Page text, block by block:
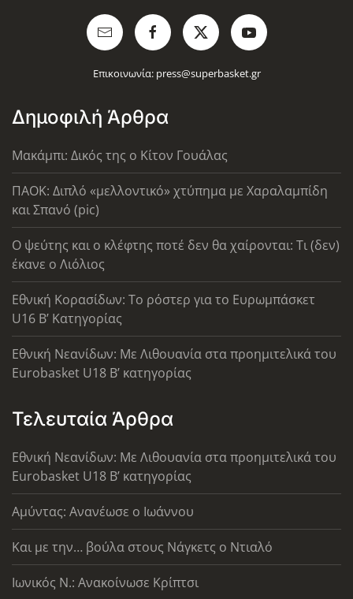
Επικοινωνία: press@superbasket.gr
Δημοφιλή Άρθρα
Μακάμπι: Δικός της ο Κίτον Γουάλας
ΠΑΟΚ: Διπλό «μελλοντικό» χτύπημα με Χαραλαμπίδη
και Σπανό (pic)
Ο ψεύτης και ο κλέφτης ποτέ δεν θα χαίρονται: Τι (δεν)
έκανε ο Λιόλιος
Εθνική Κορασίδων: Το ρόστερ για το Ευρωμπάσκετ
U16 B’ Κατηγορίας
Εθνική Νεανίδων: Με Λιθουανία στα προημιτελικά του
Eurobasket U18 Β’ κατηγορίας
Τελευταία Άρθρα
Εθνική Νεανίδων: Με Λιθουανία στα προημιτελικά του
Eurobasket U18 Β’ κατηγορίας
Αμύντας: Ανανέωσε ο Ιωάννου
Και με την… βούλα στους Νάγκετς ο Ντιαλό
Ιωνικός Ν.: Ανακοίνωσε Κρίπτσι